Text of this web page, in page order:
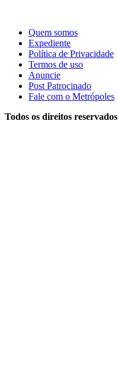
Quem somos
Expediente
Política de Privacidade
Termos de uso
Anuncie
Post Patrocinado
Fale com o Metrópoles
Todos os direitos reservados